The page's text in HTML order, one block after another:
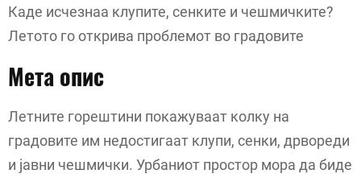
Каде исчезнаа клупите, сенките и чешмичките?
Летото го открива проблемот во градовите
Мета опис
Летните горештини покажуваат колку на
градовите им недостигаат клупи, сенки, дрвореди
и јавни чешмички. Урбаниот простор мора да биде